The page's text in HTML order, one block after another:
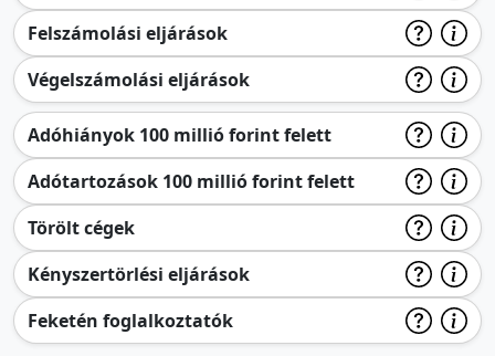
Felszámolási eljárások
Végelszámolási eljárások
Adóhiányok 100 millió forint felett
Adótartozások 100 millió forint felett
Törölt cégek
Kényszertörlési eljárások
Feketén foglalkoztatók